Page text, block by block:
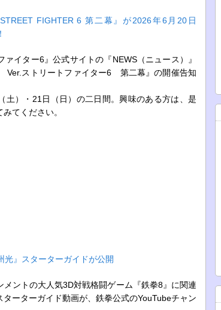
FIGHTER 6 第二幕』が2026年6月20日
イター6』公式サイトの『NEWS（ニュース）』
Ver.ストリートファイター6 第二幕』の開催告知
）・21日（日）の二日間。興味のある方は、是
てください。
光』スターターガイドが公開
ントの大人気3D対戦格闘ゲーム『鉄拳8』に関連
ーターガイド動画が、鉄拳公式のYouTubeチャン